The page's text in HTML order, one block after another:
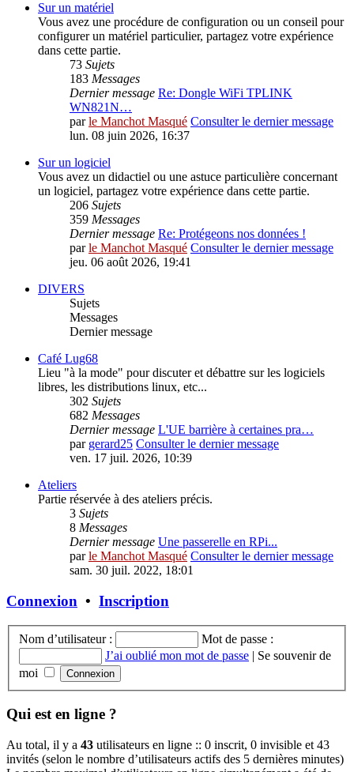
Sur un matériel
Vous avez une procédure de configuration ou un conseil pour
configurer un matériel particulier, partagez votre expérience
dans cette partie.
73 Sujets
183 Messages
Dernier message Re: Dongle WiFi TPLINK
WN821N…
parle Manchot Masqué Consulter le dernier message
lun. 08 juin 2026, 16:37
Sur un logiciel
Vous avez un didactiel ou une astuce particulière concernant
un logiciel, partagez votre expérience dans cette partie.
206 Sujets
359 Messages
Dernier message Re: Protégeons nos données !
parle Manchot Masqué Consulter le dernier message
jeu. 06 août 2026, 19:41
DIVERS
Sujets
Messages
Dernier message
Café Lug68
Lieu "à la mode" pour discuter et débattre sur les logiciels
libres, les distributions linux, etc...
302 Sujets
682 Messages
Dernier message L'UE barrière à certaines pra…
par gerard25 Consulter le dernier message
ven. 17 juil. 2026, 10:39
Ateliers
Partie réservée à des ateliers précis.
3 Sujets
8 Messages
Dernier message Une passerelle en RPi...
parle Manchot Masqué Consulter le dernier message
sam. 30 juil. 2022, 18:01
Connexion • Inscription
Nom d’utilisateur :
Mot de passe :
J’ai oublié mon mot de passe | Se souvenir de
moi
Qui est en ligne ?
Au total, il y a 43 utilisateurs en ligne :: 0 inscrit, 0 invisible et 43
invités (selon le nombre d’utilisateurs actifs des 5 dernières minutes)